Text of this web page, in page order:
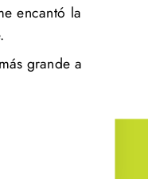
encantó la
grande a